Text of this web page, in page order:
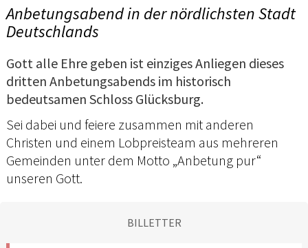
Anbetungsabend in der nördlichsten Stadt
Deutschlands
Gott alle Ehre geben ist einziges Anliegen dieses
dritten Anbetungsabends im historisch
bedeutsamen Schloss Glücksburg.
Sei dabei und feiere zusammen mit anderen
Christen und einem Lobpreisteam aus mehreren
Gemeinden unter dem Motto „Anbetung pur“
unseren Gott.
BILLETTER